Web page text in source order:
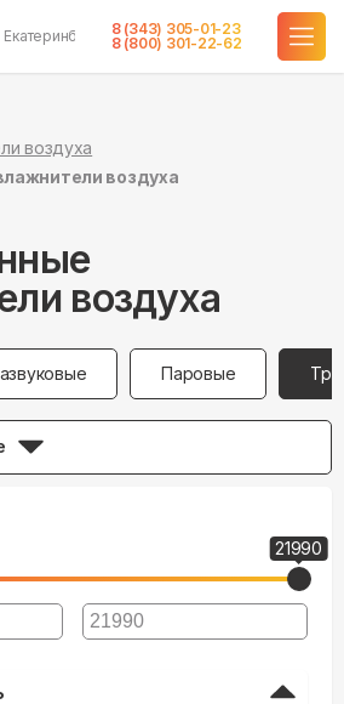
Екатеринбург
8 (343) 305-01-23
8 (800) 301-22-62
воздуха
воздуха
воздуха
Паровые
21990